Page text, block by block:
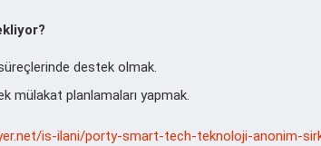
destek olmak.
mülakat planlamaları yapmak.
is-ilani/porty-smart-tech-teknoloji-anonim-